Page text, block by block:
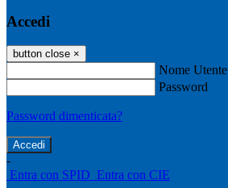
Accedi
button close ×
Nome Utente
Password
Password dimenticata?
-
Entra con SPID Entra con CIE